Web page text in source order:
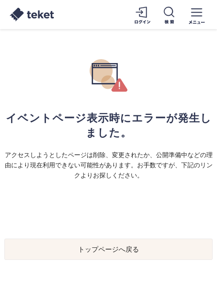
イベントページ表示時にエラーが発生し
ました。
アクセスしようとしたページは削除、変更されたか、公開準備中などの理
由により現在利用できない可能性があります。お手数ですが、下記のリン
クよりお探しください。
トップページへ戻る